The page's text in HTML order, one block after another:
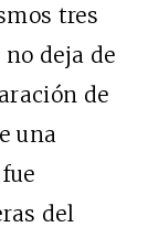
tres
no deja de
de
una
del